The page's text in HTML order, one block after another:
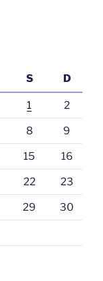
S D
1 2
8 9
15 16
22 23
29 30